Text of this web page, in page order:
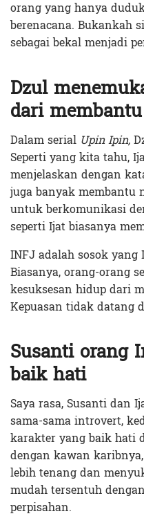
orang yang hanya
berenacana. Bukankah
sebagai bekal menjadi
Dzul
dari
Dalam serial Upin Ipin,
Seperti yang kita tahu,
menjelaskan dengan
juga banyak membantu
untuk berkomunikasi
seperti Ijat biasanya
INFJ adalah sosok yang
Biasanya, orang-orang
kesuksesan hidup dari
Kepuasan tidak datang
Susanti orang
baik hati
Saya rasa, Susanti dan
sama-sama introvert,
karakter yang baik hati
dengan kawan
lebih tenang dan
mudah tersentuh
perpisahan.